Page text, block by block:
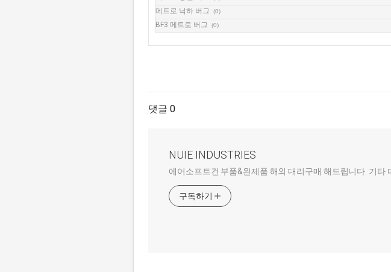
메트로 낙하 버그 (0)
BF3 메트로 버그 (0)
댓글 0
NUIE INDUSTRIES
에어소프트건 부품&완제품 해외 대리구매 해드립니다. 기
구독하기